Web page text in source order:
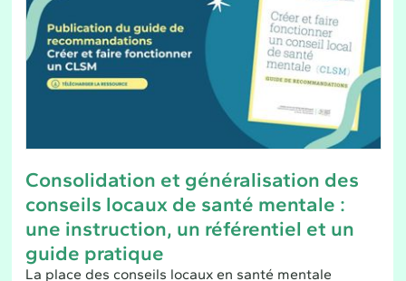
Consolidation et généralisation des
conseils locaux de santé mentale :
une instruction, un référentiel et un
guide pratique
La place des conseils locaux en santé mentale